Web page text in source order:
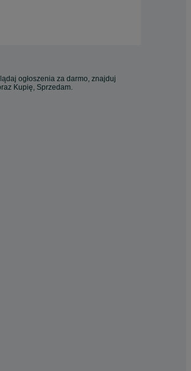
ogłoszenia za darmo, znajduj
Kupię, Sprzedam.